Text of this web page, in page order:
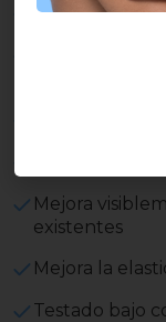
Ayuda a
Contribuye a
Mejora
existentes
Mejora la
Testado bajo